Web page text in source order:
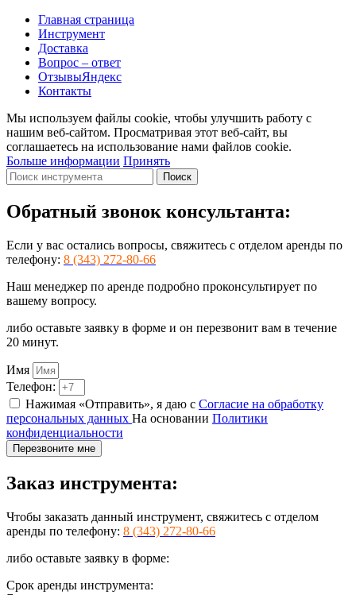
Главная страница
Инструмент
Доставка
Вопрос – ответ
ОтзывыЯндекс
Контакты
Мы используем файлы cookie, чтобы улучшить работу с
нашим веб-сайтом. Просматривая этот веб-сайт, вы
соглашаетесь на использование нами файлов cookie.
Больше информации Принять
Поиск
Обратный звонок консультанта:
Если у вас остались вопросы, свяжитесь с отделом аренды по
телефону: 8 (343) 272-80-66
Наш менеджер по аренде подробно проконсультирует по
вашему вопросу.
либо оставьте заявку в форме и он перезвонит вам в течение
20 минут.
Имя
Телефон:
Нажимая «Отправить», я даю с Согласие на обработку
персональных данных На основании Политики
конфиденциальности
Перезвоните мне
Заказ инструмента:
Чтобы заказать данный инструмент, свяжитесь с отделом
аренды по телефону: 8 (343) 272-80-66
либо оставьте заявку в форме:
Срок аренды инструмента: